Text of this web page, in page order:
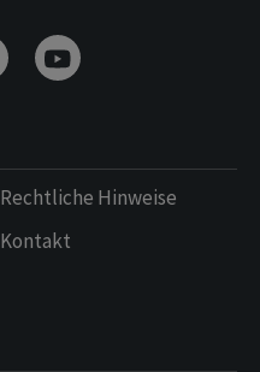
Rechtliche Hinweise
Kontakt